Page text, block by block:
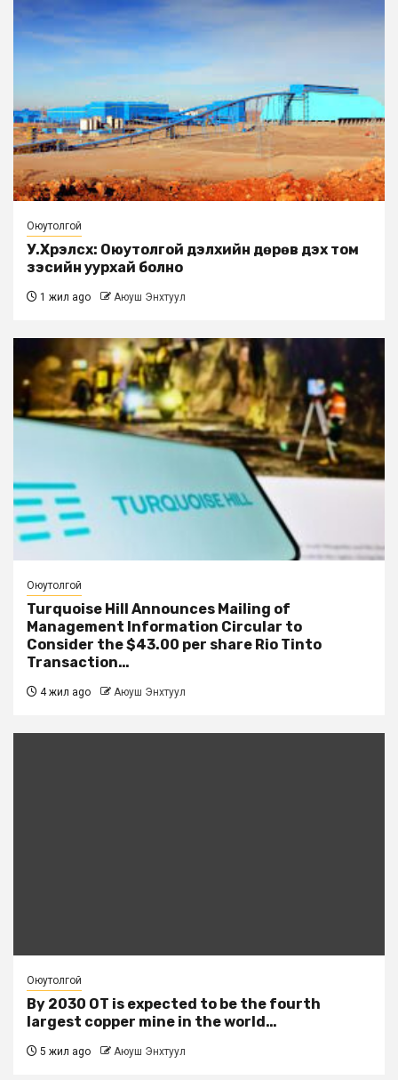
Оюутолгой
У.Хүрэлсүх: Оюутолгой дэлхийн дөрөв дэх том
зэсийн уурхай болно
1 жил ago Аюуш Энхтуул
Оюутолгой
Turquoise Hill Announces Mailing of
Management Information Circular to
Consider the $43.00 per share Rio Tinto
Transaction…
4 жил ago Аюуш Энхтуул
Оюутолгой
By 2030 OT is expected to be the fourth
largest copper mine in the world…
5 жил ago Аюуш Энхтуул